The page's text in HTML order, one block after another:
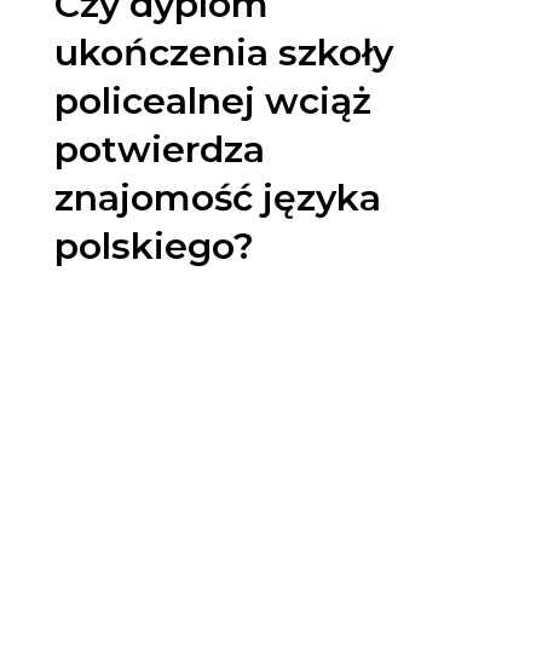
ukończenia szkoły
policealnej wciąż
potwierdza
znajomość języka
polskiego?